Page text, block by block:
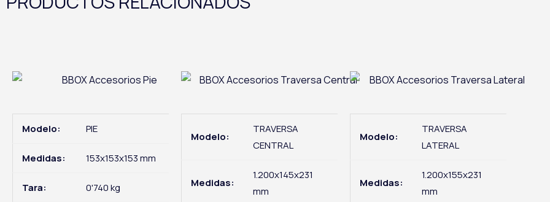
Modelo: PIE
Medidas: 153x153x153 mm
Tara: 0'740 kg
Modelo:
TRAVERSA
CENTRAL
Medidas:
1.200x145x231
mm
Modelo:
TRAVERSA
LATERAL
Medidas:
1.200x155x231
mm